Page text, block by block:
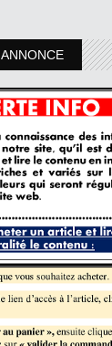
ANNONCE